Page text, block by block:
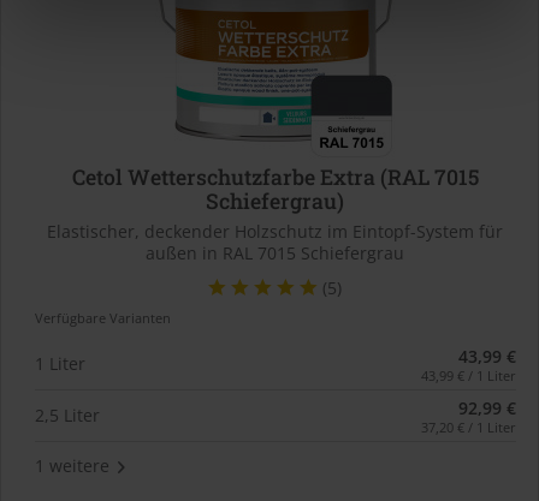
Cetol Wetterschutzfarbe Extra (RAL 7015
Schiefergrau)
Elastischer, deckender Holzschutz im Eintopf-System für
außen in RAL 7015 Schiefergrau
(5)
Verfügbare Varianten
1 Liter 43,99 €
43,99 € / 1 Liter
2,5 Liter 92,99 €
37,20 € / 1 Liter
1 weitere